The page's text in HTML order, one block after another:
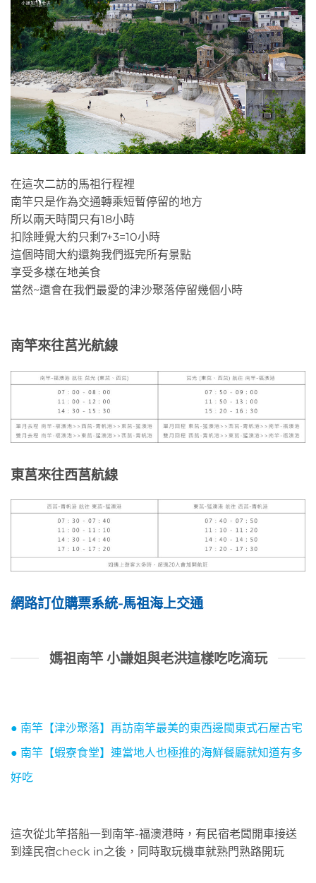
在這次二訪的馬祖行程裡
南竿只是作為交通轉乘短暫停留的地方
所以兩天時間只有18小時
扣除睡覺大約只剩7+3=10小時
這個時間大約還夠我們逛完所有景點
享受多樣在地美食
當然~還會在我們最愛的津沙聚落停留幾個小時
南竿來往莒光航線
東莒來往西莒航線
網路訂位購票系統-馬祖海上交通
媽祖南竿 小謙姐與老洪這樣吃吃滴玩
● 南竿【津沙聚落】再訪南竿最美的東西邊閩東式石屋古宅
● 南竿【蝦寮食堂】連當地人也極推的海鮮餐廳就知道有多
好吃
這次從北竿搭船一到南竿-福澳港時，有民宿老闆開車接送
到達民宿check in之後，同時取玩機車就熟門熟路開玩